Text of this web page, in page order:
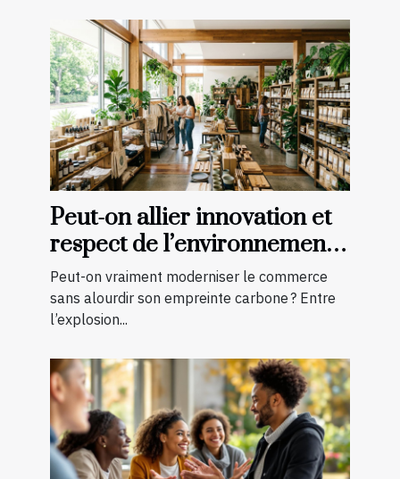
Peut-on allier innovation et
respect de l’environnement
en boutique ?
Peut-on vraiment moderniser le commerce
sans alourdir son empreinte carbone ? Entre
l’explosion...